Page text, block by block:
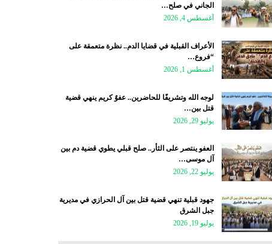
الجاني في صلح…
أغسطس 4, 2026
الأعراف القبلية في قضايا الدم.. نظرة متعمقة على
“فروع…
أغسطس 1, 2026
لوجه الله وتشريفًا للحاضرين.. عفوٌ كريم ينهي قضية
قتل بين…
يوليو 29, 2026
العفو ينتصر على الثأر.. صلح قبلي يطوي قضية دم بين
آل موسى…
يوليو 22, 2026
جهود قبلية تنهي قضية قتل بين آل الحرازي في مديرية
جبل الشرق
يوليو 19, 2026